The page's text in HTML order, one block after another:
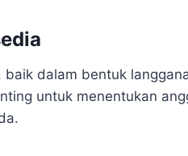
dalam bentuk
untuk menentukan